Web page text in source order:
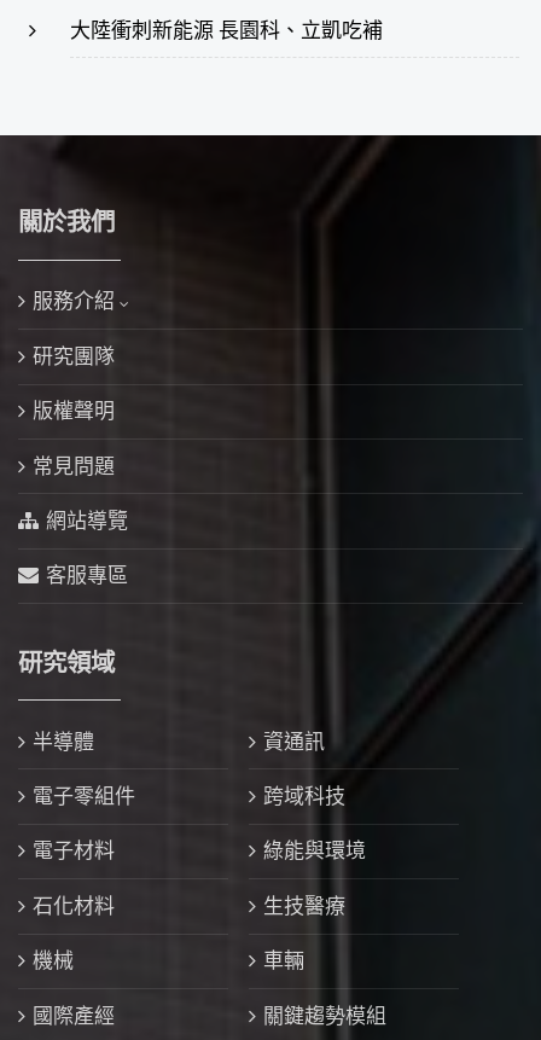
大陸衝刺新能源 長園科、立凱吃補
關於我們
服務介紹
研究團隊
版權聲明
常見問題
網站導覽
客服專區
研究領域
半導體 資通訊
電子零組件 跨域科技
電子材料 綠能與環境
石化材料 生技醫療
機械 車輛
國際產經 關鍵趨勢模組